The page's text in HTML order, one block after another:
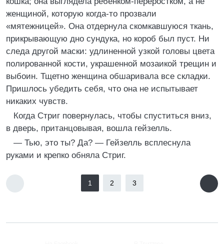
женщиной, которую когда-то прозвали
«мятежницей». Она отдернула скомкавшуюся ткань,
прикрывающую дно сундука, но короб был пуст. Ни
следа другой маски: удлиненной узкой головы цвета
полированной кости, украшенной мозаикой трещин и
выбоин. Тщетно женщина обшаривала все складки.
Пришлось убедить себя, что она не испытывает
никаких чувств.
Когда Стриг повернулась, чтобы спуститься вниз,
в дверь, пританцовывая, вошла гейзелль.
— Тью, это ты? Да? — Гейзелль всплеснула
руками и крепко обняла Стриг.
1 2 3